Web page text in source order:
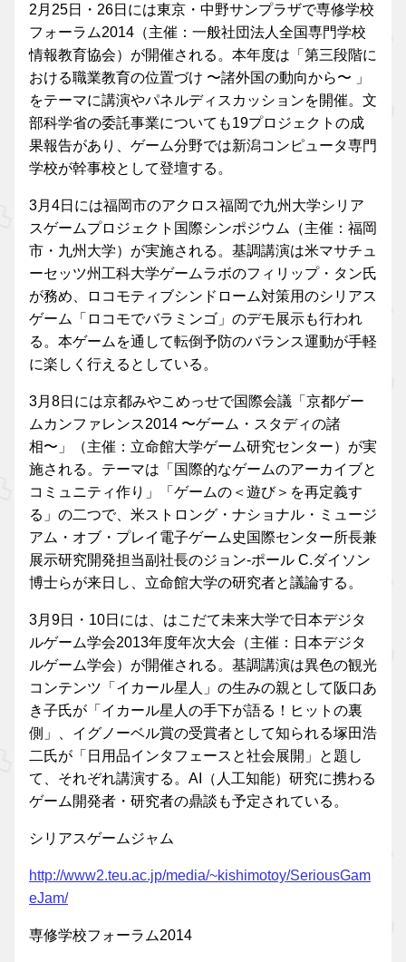
2月25日・26日には東京・中野サンプラザで専修学校
フォーラム2014（主催：一般社団法人全国専門学校
情報教育協会）が開催される。本年度は「第三段階に
おける職業教育の位置づけ 〜諸外国の動向から〜 」
をテーマに講演やパネルディスカッションを開催。文
部科学省の委託事業についても19プロジェクトの成
果報告があり、ゲーム分野では新潟コンピュータ専門
学校が幹事校として登壇する。
3月4日には福岡市のアクロス福岡で九州大学シリア
スゲームプロジェクト国際シンポジウム（主催：福岡
市・九州大学）が実施される。基調講演は米マサチュ
ーセッツ州工科大学ゲームラボのフィリップ・タン氏
が務め、ロコモティブシンドローム対策用のシリアス
ゲーム「ロコモでバラミンゴ」のデモ展示も行われ
る。本ゲームを通して転倒予防のバランス運動が手軽
に楽しく行えるとしている。
3月8日には京都みやこめっせで国際会議「京都ゲー
ムカンファレンス2014 〜ゲーム・スタディの諸
相〜」（主催：立命館大学ゲーム研究センター）が実
施される。テーマは「国際的なゲームのアーカイブと
コミュニティ作り」「ゲームの＜遊び＞を再定義す
る」の二つで、米ストロング・ナショナル・ミュージ
アム・オブ・プレイ電子ゲーム史国際センター所長兼
展示研究開発担当副社長のジョン-ポール C.ダイソン
博士らが来日し、立命館大学の研究者と議論する。
3月9日・10日には、はこだて未来大学で日本デジタ
ルゲーム学会2013年度年次大会（主催：日本デジタ
ルゲーム学会）が開催される。基調講演は異色の観光
コンテンツ「イカール星人」の生みの親として阪口あ
き子氏が「イカール星人の手下が語る！ヒットの裏
側」、イグノーベル賞の受賞者として知られる塚田浩
二氏が「日用品インタフェースと社会展開」と題し
て、それぞれ講演する。AI（人工知能）研究に携わる
ゲーム開発者・研究者の鼎談も予定されている。
シリアスゲームジャム
http://www2.teu.ac.jp/media/~kishimotoy/SeriousGam
eJam/
専修学校フォーラム2014